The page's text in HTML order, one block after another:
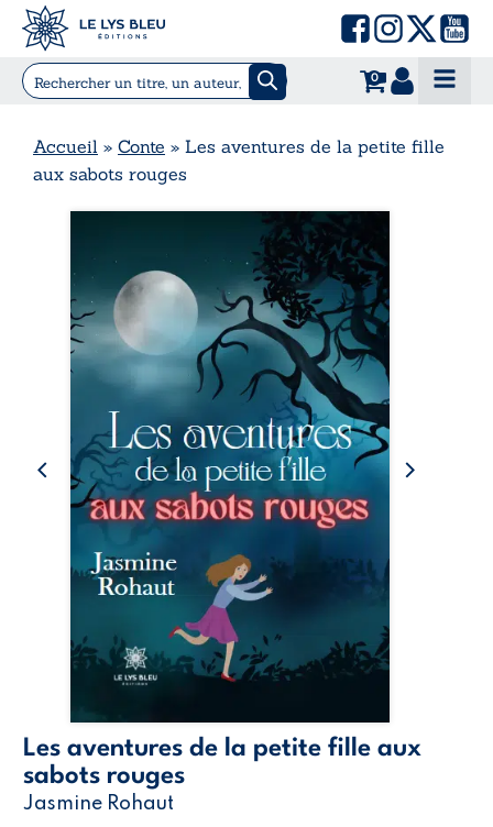
0
Accueil » Conte » Les aventures de la petite fille
aux sabots rouges
Les aventures de la petite fille aux
sabots rouges
Jasmine Rohaut